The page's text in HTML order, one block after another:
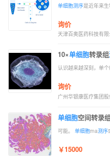
单细胞测序是近年来
询价
天津百奥医药科技有限
10×单细胞转录组
认识越来越深刻，单
询价
广州华银康医疗集团
单细胞空间转录组
可能。 单细胞rna测序
￥15000